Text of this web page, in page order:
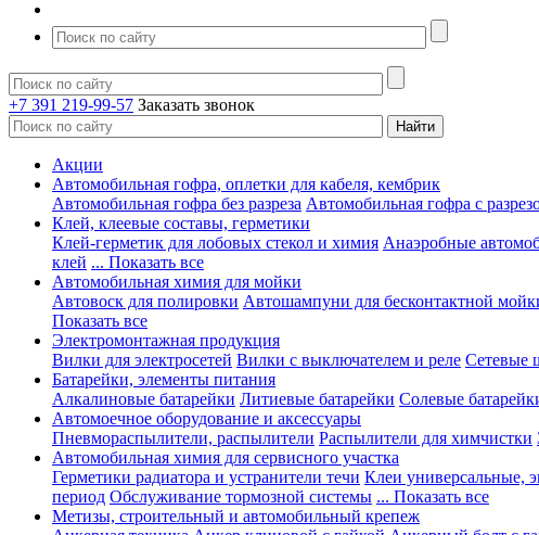
+7 391 219-99-57 Заказать звонок
Акции
Автомобильная гофра, оплетки для кабеля, кембрик
Автомобильная гофра без разреза Автомобильная гофра с
Клей, клеевые составы, герметики
Клей-герметик для лобовых стекол и химия Анаэробные
клей ... Показать все
Автомобильная химия для мойки
Автовоск для полировки Автошампуни для бесконтактной
Показать все
Электромонтажная продукция
Вилки для электросетей Вилки с выключателем и реле Сетевые
Батарейки, элементы питания
Алкалиновые батарейки Литиевые батарейки Солевые
Автомоечное оборудование и аксессуары
Пневмораспылители, распылители Распылители для химчистки
Автомобильная химия для сервисного участка
Герметики радиатора и устранители течи Клеи универсальные,
период Обслуживание тормозной системы ... Показать все
Метизы, строительный и автомобильный крепеж